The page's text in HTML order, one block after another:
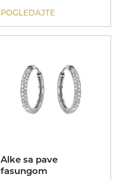
POGLEDAJTE
Alke sa pave
fasungom